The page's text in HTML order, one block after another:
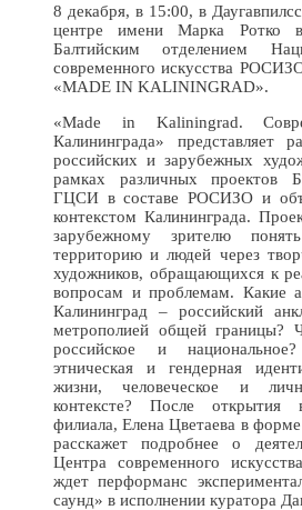
8 декабря, в 15:00, в
центре имени Марка Ротко в
Балтийским отделением
современного искусства
«MADE IN KALININGRAD».
«Made in Kaliningrad.
Калининграда» представляет
российских и зарубежных
рамках различных проектов
ГЦСИ в составе РОСИЗО и
контекстом Калининграда.
зарубежному зрителю
территорию и людей через
художников, обращающихся к
вопросам и проблемам. Какие
Калининград – российский
метрополией общей границы?
российское и
этническая и гендерная
жизни, человеческое и
контексте? После открытия
филиала, Елена Цветаева в
расскажет подробнее о
Центра современного
ждет перформанс
саунд» в исполнении куратора